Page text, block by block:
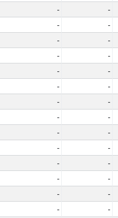
- -
- -
- -
- -
- -
- -
- -
- -
- -
- -
- -
- -
- -
- -